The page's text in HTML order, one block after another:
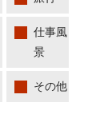
仕事風
景
その他